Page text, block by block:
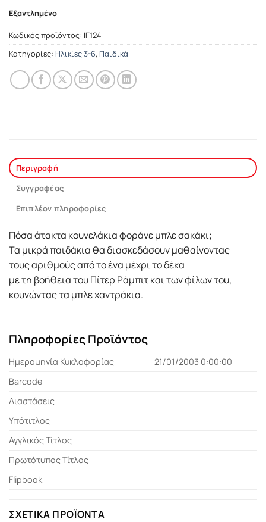
Εξαντλημένο
Κωδικός προϊόντος: ΙΓ124
Κατηγορίες: Ηλικίες 3-6, Παιδικά
Περιγραφή
Συγγραφέας
Επιπλέον πληροφορίες
Πόσα άτακτα κουνελάκια φοράνε μπλε σακάκι;
Τα μικρά παιδάκια θα διασκεδάσουν μαθαίνοντας
τους αριθμούς από το ένα μέχρι το δέκα
με τη βοήθεια του Πίτερ Ράμπιτ και των φίλων του,
κουνώντας τα μπλε χαντράκια.
Πληροφορίες Προϊόντος
Ημερομηνία Κυκλοφορίας
21/01/2003 0:00:00
Barcode
Διαστάσεις
Υπότιτλος
Αγγλικός Τίτλος
Πρωτότυπος Τίτλος
Flipbook
ΣΧΕΤΙΚΆ ΠΡΟΪΌΝΤΑ